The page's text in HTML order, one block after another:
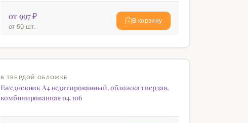
от 997 ₽
от 50 шт.
В корзину
В ТВЕРДОЙ ОБЛОЖКЕ
Ежедневник А4 недатированный, обложка твердая,
комбинированная 04.106